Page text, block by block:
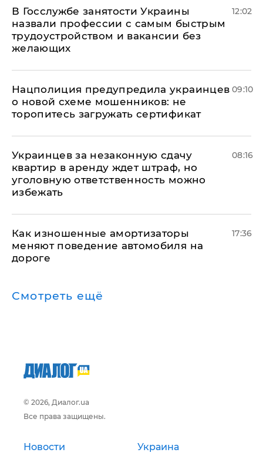
В Госслужбе занятости Украины
назвали профессии с самым быстрым
трудоустройством и вакансии без
желающих
12:02
Нацполиция предупредила украинцев
о новой схеме мошенников: не
торопитесь загружать сертификат
09:10
Украинцев за незаконную сдачу
квартир в аренду ждет штраф, но
уголовную ответственность можно
избежать
08:16
Как изношенные амортизаторы
меняют поведение автомобиля на
дороге
17:36
Смотреть ещё
© 2026, Диалог.ua
Все права защищены.
Новости Украина